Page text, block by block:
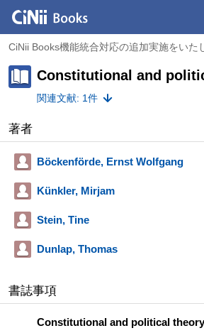
CiNii Books機能統合対応の追加実施をいた
Constitutional and
関連文献: 1件
著者
Böckenförde, Ernst Wolfgang
Künkler, Mirjam
Stein, Tine
Dunlap, Thomas
書誌事項
Constitutional and political theory